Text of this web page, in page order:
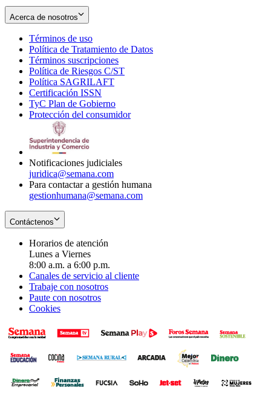
Acerca de nosotros
Términos de uso
in
new
window
Política de Tratamiento de Datos
Términos suscripciones
in
Política de Riesgos C/ST
Política SAGRILAFT
new
window
Certificación ISSN
in
new
TyC Plan de Gobierno
in
Protección del consumidorOpens
Notificaciones judiciales
juridica@semana.com
Para contactar a gestión humana
gestionhumana@semana.com
Contáctenos
Horarios de atención
Lunes a Viernes
8:00 a.m. a 6:00 p.m.
Canales de servicio al cliente
Trabaje con nosotros
Paute con nosotros
Cookies